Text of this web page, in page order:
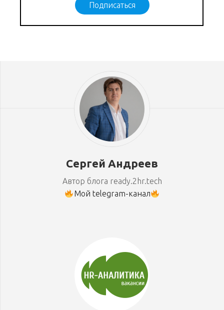
Подписаться
Сергей Андреев
Автор блога ready.2hr.tech
Мой telegram-канал